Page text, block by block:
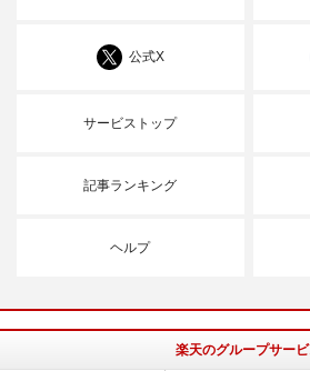
公式X
サービストップ
記事ランキング
ヘルプ
楽天のグループサー